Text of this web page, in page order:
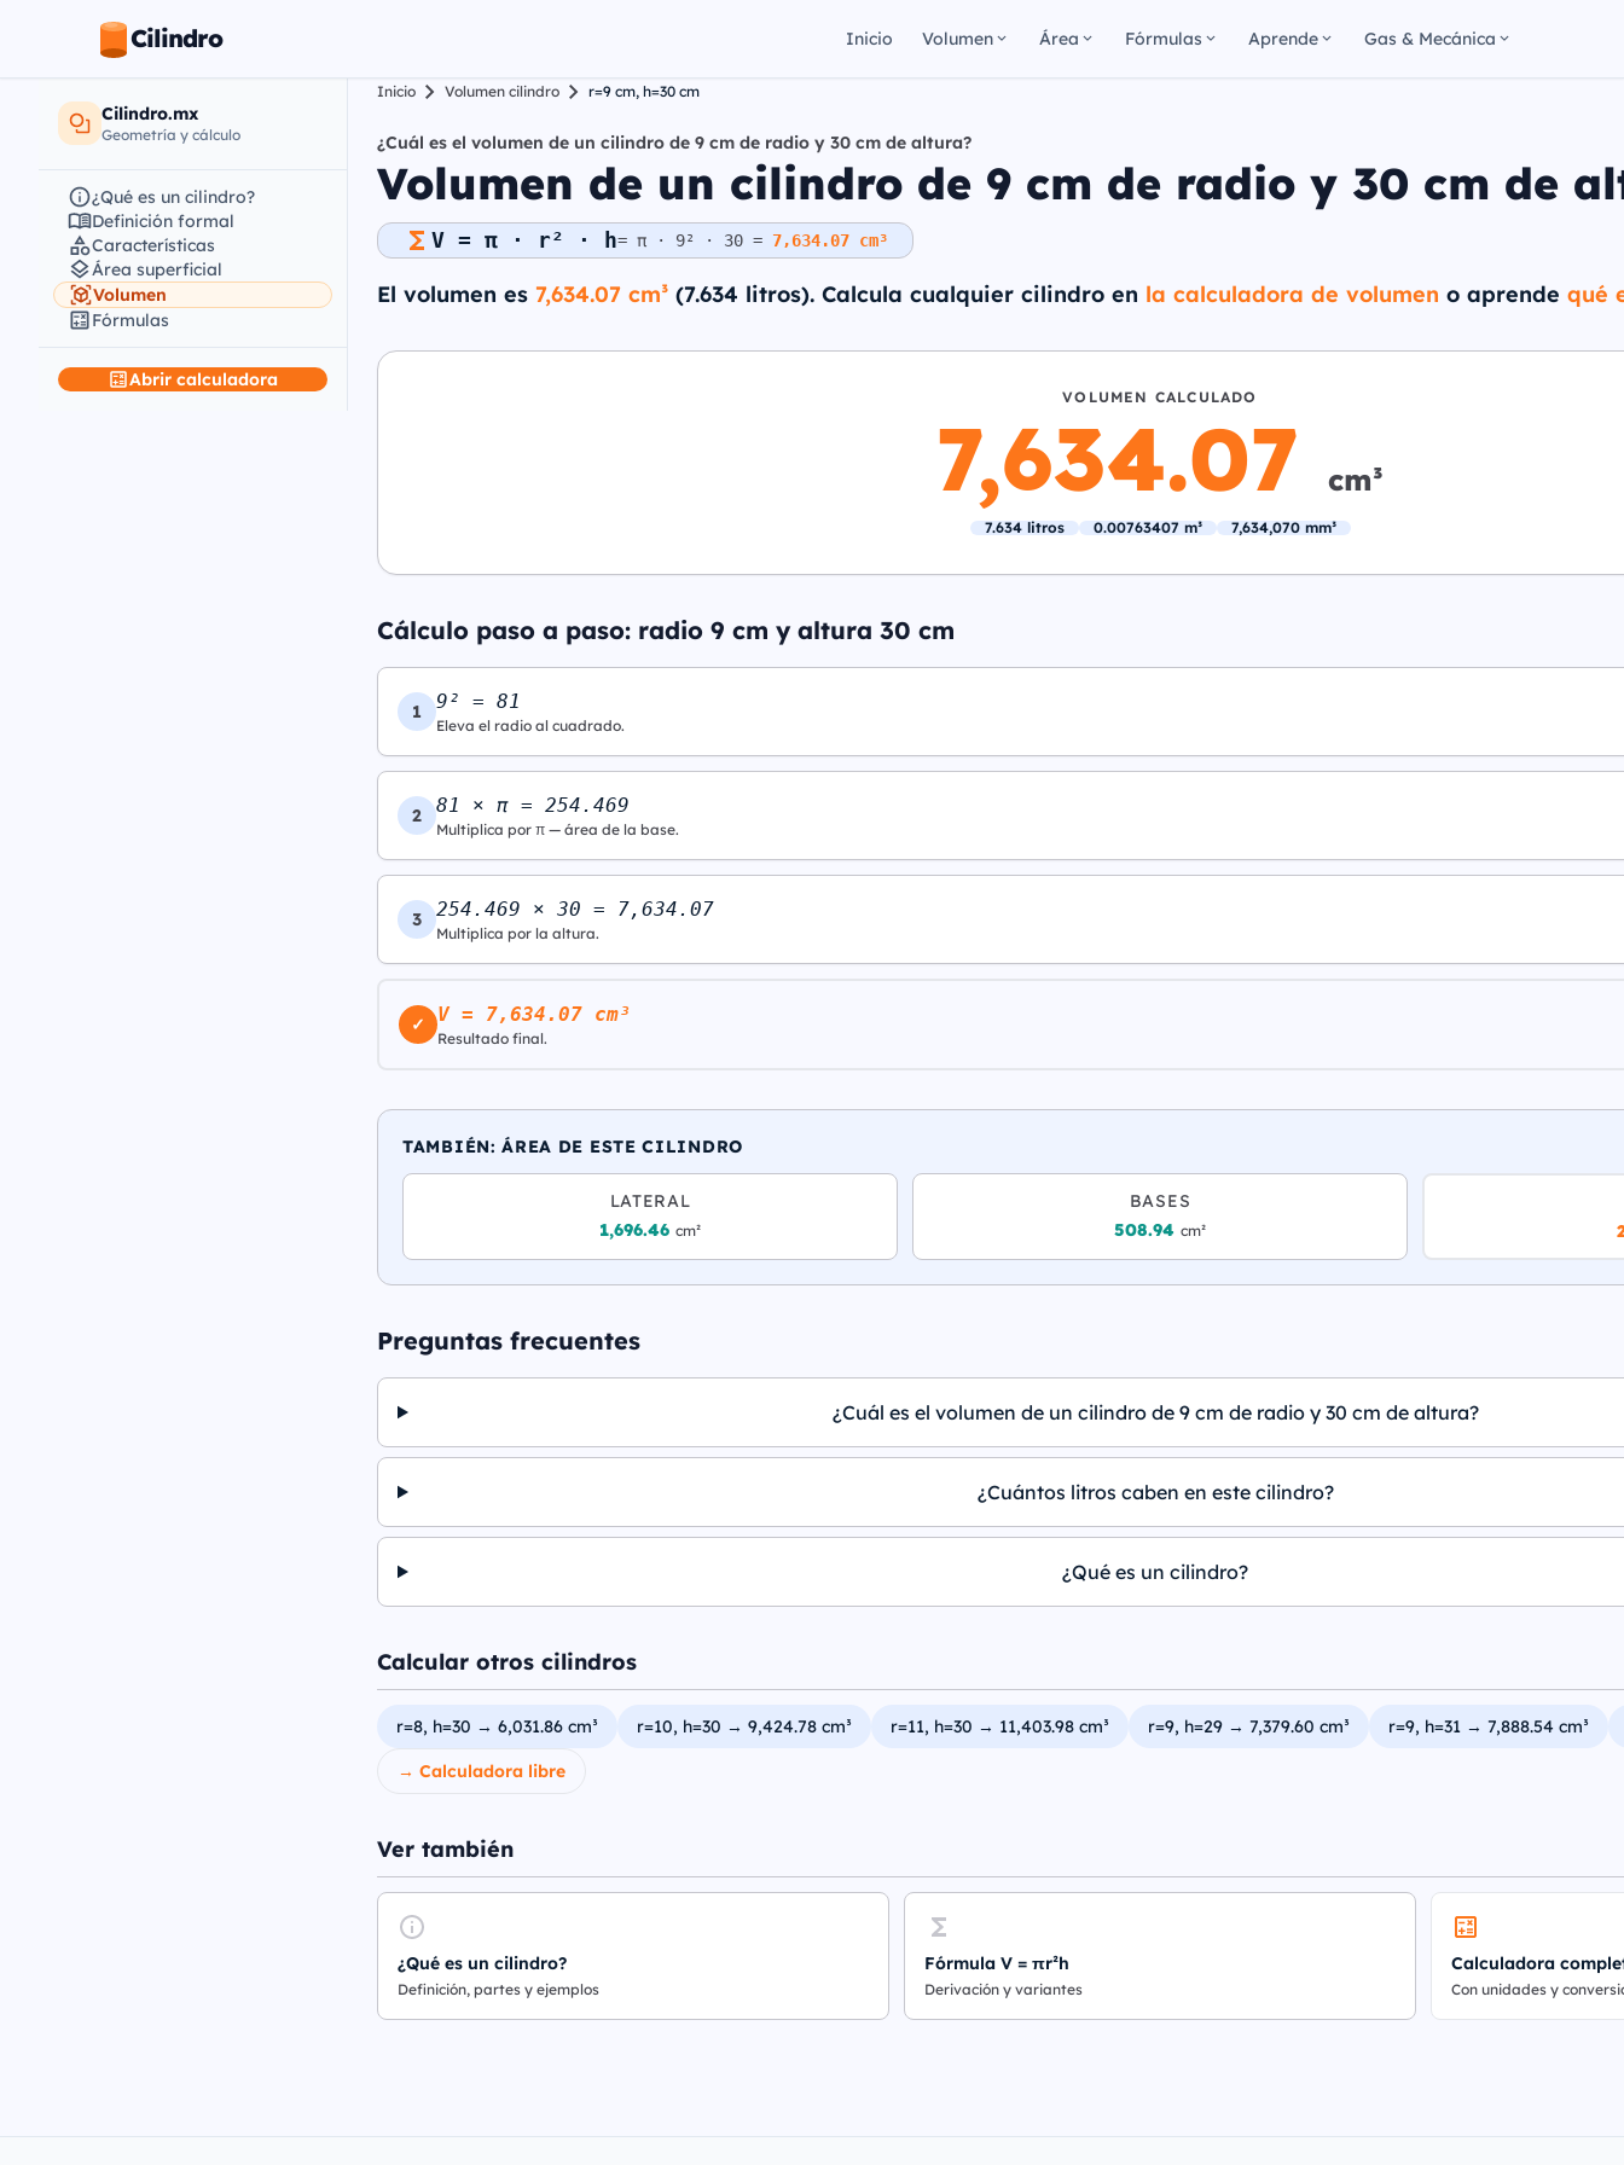
Cilindro Inicio Volumen Área Fórmulas Aprende Gas & Mecánica
Cilindro.mx
Geometría y cálculo
¿Qué es un cilindro?
Definición formal
Características
Área superficial
Volumen
Fórmulas
Abrir calculadora
Inicio Volumen cilindro r=9 cm, h=30 cm
¿Cuál es el volumen de un cilindro de 9 cm de radio y 30 cm de altura?
Volumen de un cilindro de 9 cm de radio y 30 cm de
V = π · r² · h= π · 9² · 30 = 7,634.07 cm³
El volumen es 7,634.07 cm³ (7.634 litros). Calcula cualquier cilindro en la calculadora de volumen o aprende qué
VOLUMEN CALCULADO
7,634.07 cm³
7.634 litros 0.00763407 m³ 7,634,070 mm³
Cálculo paso a paso: radio 9 cm y altura 30 cm
1 9² = 81
Eleva el radio al cuadrado.
2 81 × π = 254.469
Multiplica por π — área de la base.
3 254.469 × 30 = 7,634.07
Multiplica por la altura.
✓ V = 7,634.07 cm³
Resultado final.
TAMBIÉN: ÁREA DE ESTE CILINDRO
LATERAL
1,696.46 cm²
BASES
508.94 cm²
Preguntas frecuentes
¿Cuál es el volumen de un cilindro de 9 cm de radio y 30 cm de altura?
¿Cuántos litros caben en este cilindro?
¿Qué es un cilindro?
Calcular otros cilindros
r=8, h=30 → 6,031.86 cm³ r=10, h=30 → 9,424.78 cm³ r=11, h=30 → 11,403.98 cm³ r=9, h=29 → 7,379.60 cm³ r=9, h=31 → 7,888.54 cm³
→ Calculadora libre
Ver también
¿Qué es un cilindro?
Definición, partes y ejemplos
Fórmula V = πr²h
Derivación y variantes
Calculadora
Con unidades y